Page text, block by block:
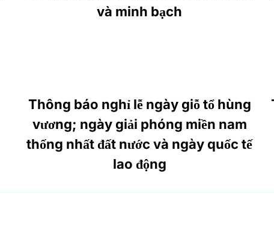
và minh bạch
Thông báo nghỉ lễ ngày giỗ tổ hùng
vương; ngày giải phóng miền nam
thống nhất đất nước và ngày quốc tế
lao động